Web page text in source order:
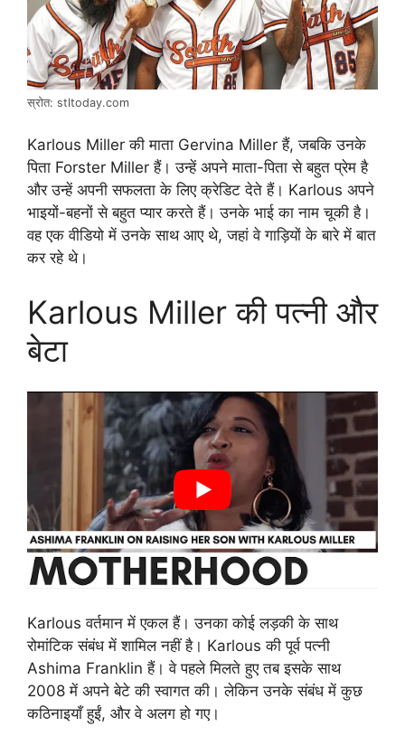
स्रोत: stltoday.com
Karlous Miller की माता Gervina Miller हैं, जबकि उनके
पिता Forster Miller हैं। उन्हें अपने माता-पिता से बहुत प्रेम है
और उन्हें अपनी सफलता के लिए क्रेडिट देते हैं। Karlous अपने
भाइयों-बहनों से बहुत प्यार करते हैं। उनके भाई का नाम चूकी है।
वह एक वीडियो में उनके साथ आए थे, जहां वे गाड़ियों के बारे में बात
कर रहे थे।
Karlous Miller की पत्नी और
बेटा
Karlous वर्तमान में एकल हैं। उनका कोई लड़की के साथ
रोमांटिक संबंध में शामिल नहीं है। Karlous की पूर्व पत्नी
Ashima Franklin हैं। वे पहले मिलते हुए तब इसके साथ
2008 में अपने बेटे की स्वागत की। लेकिन उनके संबंध में कुछ
कठिनाइयाँ हुईं, और वे अलग हो गए।